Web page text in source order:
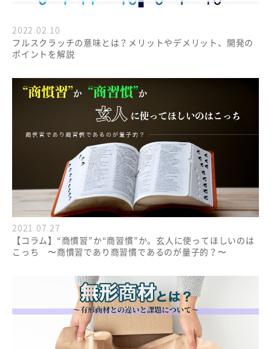
2022.02.10
フルスクラッチの意味とは？メリットやデメリット、開発の
ポイントを解説
2021.07.27
【コラム】“商慣習”か“商習慣”か。玄人に使ってほしいのは
こっち 〜商慣習であり商習慣であるのが量子的？〜